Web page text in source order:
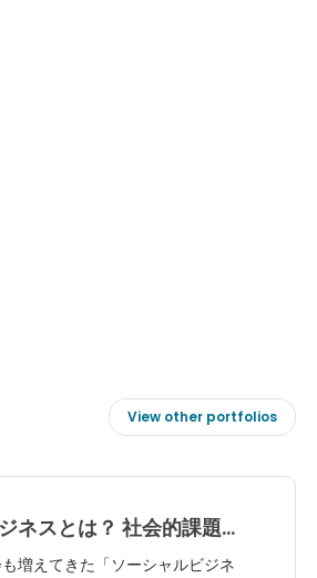
View other portfolios
ネスとは？ 社会的課題
て解決する。
増えてきた「ソーシャルビジネ